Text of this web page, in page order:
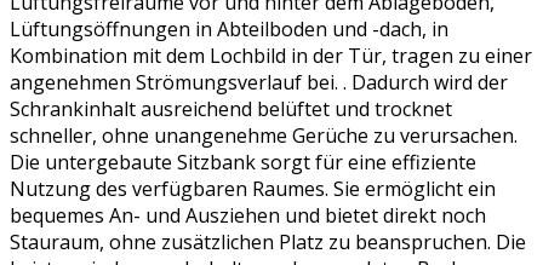
Lüftungsöffnungen in Abteilboden und -dach, in
Kombination mit dem Lochbild in der Tür, tragen zu einer
angenehmen Strömungsverlauf bei. . Dadurch wird der
Schrankinhalt ausreichend belüftet und trocknet
schneller, ohne unangenehme Gerüche zu verursachen.
Die untergebaute Sitzbank sorgt für eine effiziente
Nutzung des verfügbaren Raumes. Sie ermöglicht ein
bequemes An- und Ausziehen und bietet direkt noch
Stauraum, ohne zusätzlichen Platz zu beanspruchen. Die